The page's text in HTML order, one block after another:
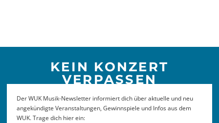
KEIN KONZERT
VERPASSEN
Der WUK Musik-Newsletter informiert dich über aktuelle und neu
angekündigte Veranstaltungen, Gewinnspiele und Infos aus dem
WUK. Trage dich hier ein: